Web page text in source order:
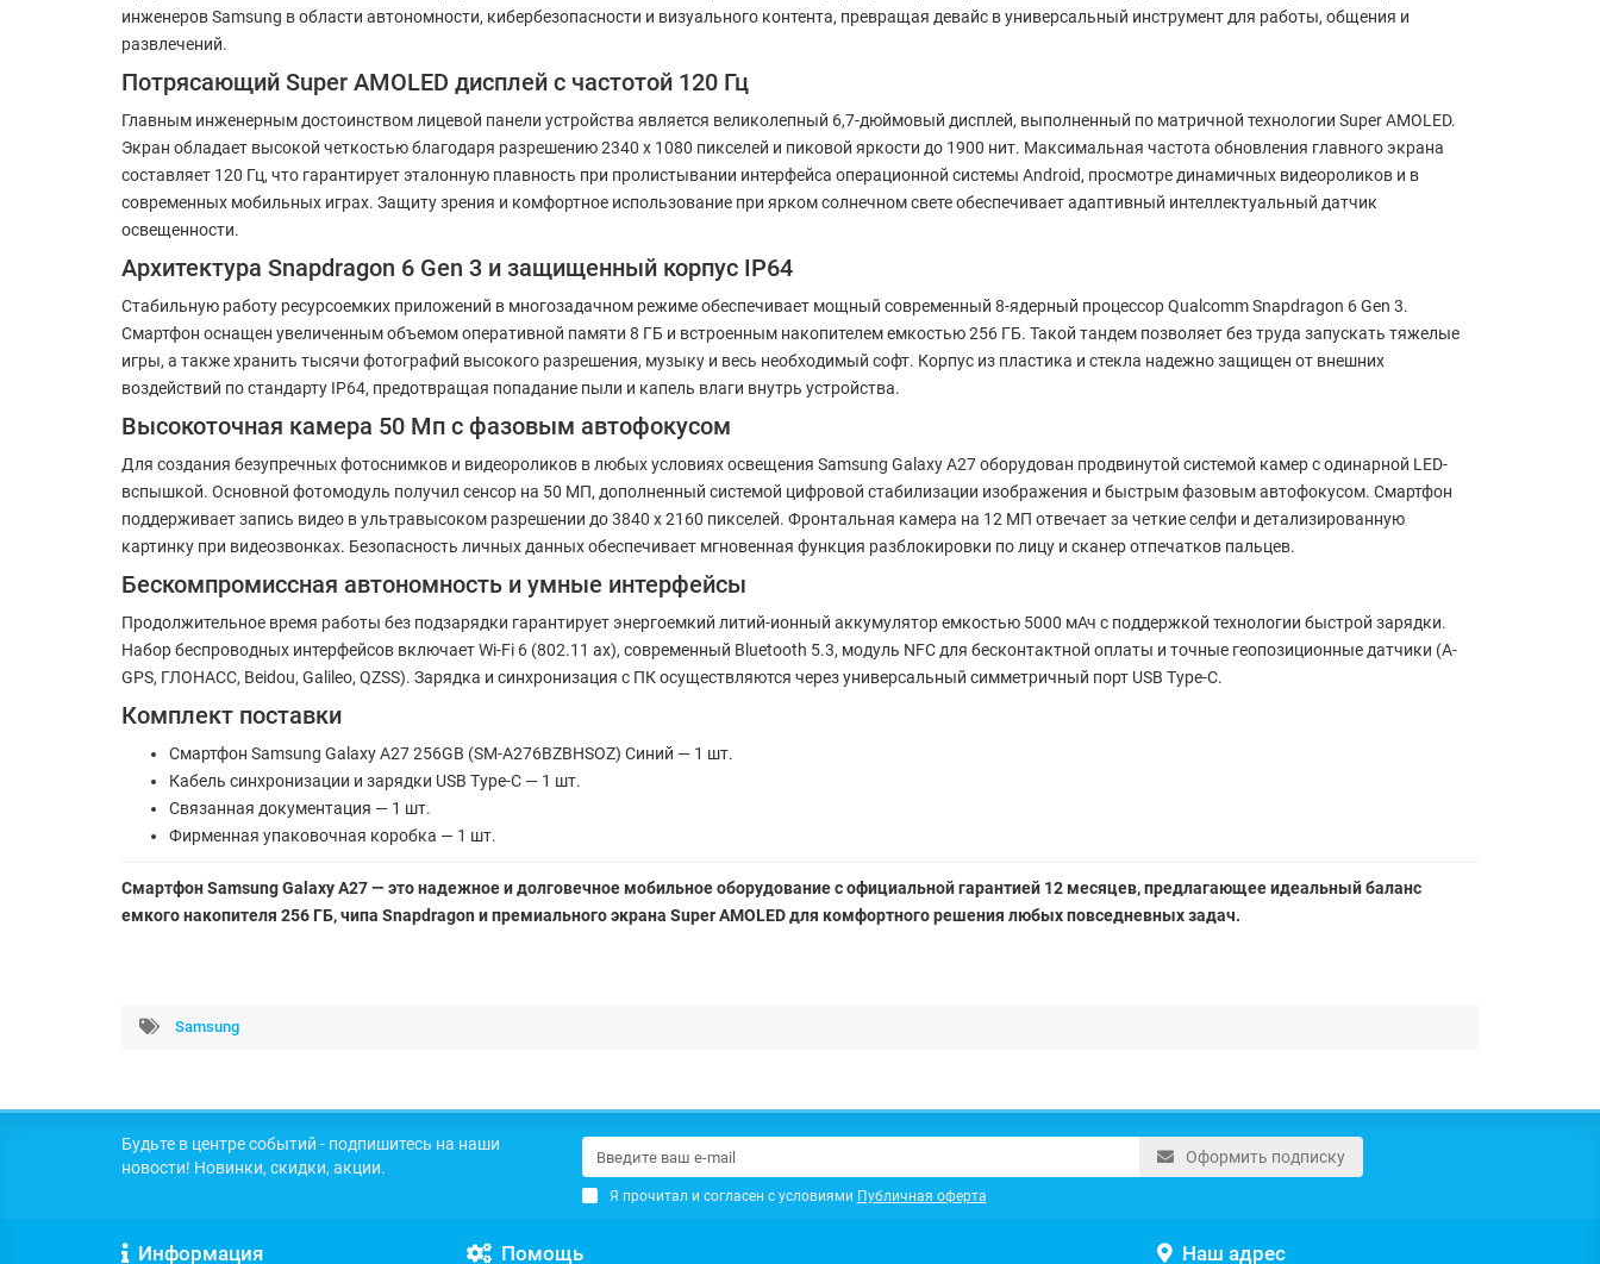
инженеров Samsung в области автономности, кибербезопасности и визуального контента, превращая девайс в универсальный инструмент для работы, общения и
развлечений.
Потрясающий Super AMOLED дисплей с частотой 120 Гц
Главным инженерным достоинством лицевой панели устройства является великолепный 6,7-дюймовый дисплей, выполненный по матричной технологии Super AMOLED.
Экран обладает высокой четкостью благодаря разрешению 2340 x 1080 пикселей и пиковой яркости до 1900 нит. Максимальная частота обновления главного экрана
составляет 120 Гц, что гарантирует эталонную плавность при пролистывании интерфейса операционной системы Android, просмотре динамичных видеороликов и в
современных мобильных играх. Защиту зрения и комфортное использование при ярком солнечном свете обеспечивает адаптивный интеллектуальный датчик
освещенности.
Архитектура Snapdragon 6 Gen 3 и защищенный корпус IP64
Стабильную работу ресурсоемких приложений в многозадачном режиме обеспечивает мощный современный 8-ядерный процессор Qualcomm Snapdragon 6 Gen 3.
Смартфон оснащен увеличенным объемом оперативной памяти 8 ГБ и встроенным накопителем емкостью 256 ГБ. Такой тандем позволяет без труда запускать тяжелые
игры, а также хранить тысячи фотографий высокого разрешения, музыку и весь необходимый софт. Корпус из пластика и стекла надежно защищен от внешних
воздействий по стандарту IP64, предотвращая попадание пыли и капель влаги внутрь устройства.
Высокоточная камера 50 Мп с фазовым автофокусом
Для создания безупречных фотоснимков и видеороликов в любых условиях освещения Samsung Galaxy A27 оборудован продвинутой системой камер с одинарной LED-
вспышкой. Основной фотомодуль получил сенсор на 50 МП, дополненный системой цифровой стабилизации изображения и быстрым фазовым автофокусом. Смартфон
поддерживает запись видео в ультравысоком разрешении до 3840 x 2160 пикселей. Фронтальная камера на 12 МП отвечает за четкие селфи и детализированную
картинку при видеозвонках. Безопасность личных данных обеспечивает мгновенная функция разблокировки по лицу и сканер отпечатков пальцев.
Бескомпромиссная автономность и умные интерфейсы
Продолжительное время работы без подзарядки гарантирует энергоемкий литий-ионный аккумулятор емкостью 5000 мАч с поддержкой технологии быстрой зарядки.
Набор беспроводных интерфейсов включает Wi-Fi 6 (802.11 ax), современный Bluetooth 5.3, модуль NFC для бесконтактной оплаты и точные геопозиционные датчики (A-
GPS, ГЛОНАСС, Beidou, Galileo, QZSS). Зарядка и синхронизация с ПК осуществляются через универсальный симметричный порт USB Type-C.
Комплект поставки
Смартфон Samsung Galaxy A27 256GB (SM-A276BZBHSOZ) Синий — 1 шт.
Кабель синхронизации и зарядки USB Type-C — 1 шт.
Связанная документация — 1 шт.
Фирменная упаковочная коробка — 1 шт.
Смартфон Samsung Galaxy A27 — это надежное и долговечное мобильное оборудование с официальной гарантией 12 месяцев, предлагающее идеальный баланс
емкого накопителя 256 ГБ, чипа Snapdragon и премиального экрана Super AMOLED для комфортного решения любых повседневных задач.
Samsung
Будьте в центре событий - подпишитесь на наши
новости! Новинки, скидки, акции.
Оформить подписку
Я прочитал и согласен с условиями Публичная оферта
Информация Помощь Наш адрес